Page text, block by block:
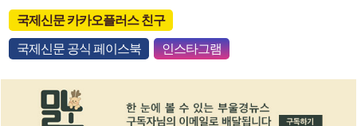
국제신문 카카오플러스 친구
국제신문 공식 페이스북 인스타그램